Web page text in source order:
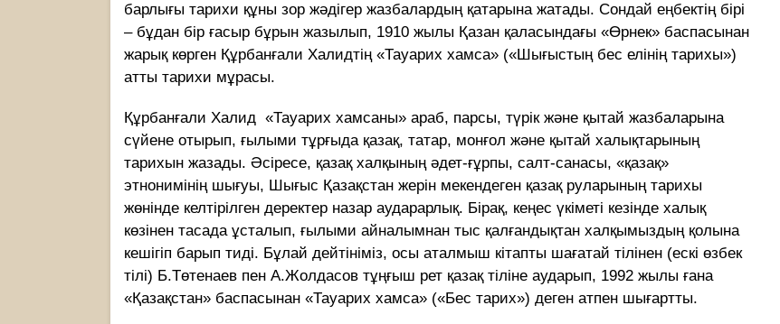
барлығы тарихи құны зор жәдiгер жазбалардың қатарына жатады. Сондай еңбектiң бiрi
– бұдан бiр ғасыр бұрын жазылып, 1910 жылы Қазан қаласындағы «Өрнек» баспасынан
жарық көрген Құрбанғали Халидтің «Тауарих хамса» («Шығыстың бес елiнiң тарихы»)
атты тарихи мұрасы.
Құрбанғали Халид «Тауарих хамсаны» араб, парсы, түрік және қытай жазбаларына
сүйене отырып, ғылыми тұрғыда қазақ, татар, монғол және қытай халықтарының
тарихын жазады. Әсіресе, қазақ халқының әдет-ғұрпы, салт-санасы, «қазақ»
этнонимінің шығуы, Шығыс Қазақстан жерін мекендеген қазақ руларының тарихы
жөнінде келтірілген деректер назар аударарлық. Бiрақ, кеңес үкіметі кезінде халық
көзiнен тасада ұсталып, ғылыми айналымнан тыс қалғандықтан халқымыздың қолына
кешігіп барып тиді. Бұлай дейтiнiмiз, осы аталмыш кiтапты шағатай тiлiнен (ескi өзбек
тiлi) Б.Төтенаев пен А.Жолдасов тұңғыш рет қазақ тiлiне аударып, 1992 жылы ғана
«Қазақстан» баспасынан «Тауарих хамса» («Бес тарих») деген атпен шығартты.